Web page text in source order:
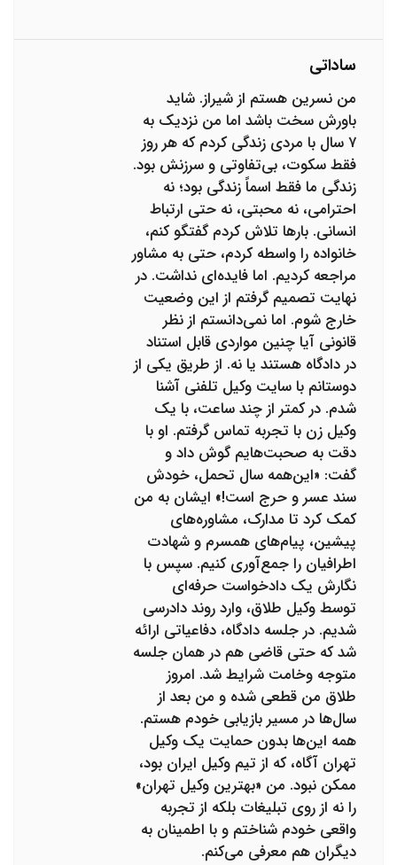
ساداتی
من نسرین هستم از شیراز. شاید
باورش سخت باشد اما من نزدیک به
۷ سال با مردی زندگی کردم که هر روز
فقط سکوت، بی‌تفاوتی و سرزنش بود.
زندگی ما فقط اسماً زندگی بود؛ نه
احترامی، نه محبتی، نه حتی ارتباط
انسانی. بارها تلاش کردم گفتگو کنم،
خانواده را واسطه کردم، حتی به مشاور
مراجعه کردیم. اما فایده‌ای نداشت. در
نهایت تصمیم گرفتم از این وضعیت
خارج شوم. اما نمی‌دانستم از نظر
قانونی آیا چنین مواردی قابل استناد
در دادگاه هستند یا نه. از طریق یکی از
دوستانم با سایت وکیل تلفنی آشنا
شدم. در کمتر از چند ساعت، با یک
وکیل زن با تجربه تماس گرفتم. او با
دقت به صحبت‌هایم گوش داد و
گفت: «این‌همه سال تحمل، خودش
سند عسر و حرج است!» ایشان به من
کمک کرد تا مدارک، مشاوره‌های
پیشین، پیام‌های همسرم و شهادت
اطرافیان را جمع‌آوری کنیم. سپس با
نگارش یک دادخواست حرفه‌ای
توسط وکیل طلاق، وارد روند دادرسی
شدیم. در جلسه دادگاه، دفاعیاتی ارائه
شد که حتی قاضی هم در همان جلسه
متوجه وخامت شرایط شد. امروز
طلاق من قطعی شده و من بعد از
سال‌ها در مسیر بازیابی خودم هستم.
همه این‌ها بدون حمایت یک وکیل
تهران آگاه، که از تیم وکیل ایران بود،
ممکن نبود. من «بهترین وکیل تهران»
را نه از روی تبلیغات بلکه از تجربه
واقعی خودم شناختم و با اطمینان به
دیگران هم معرفی می‌کنم.